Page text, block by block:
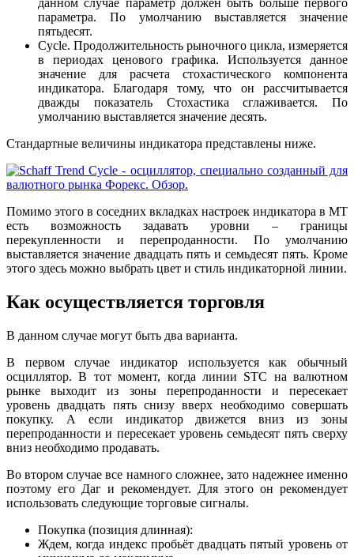
данном случае параметр должен быть больше первого
параметра. По умолчанию выставляется значение
пятьдесят.
Cycle. Продолжительность рыночного цикла, измеряется
в периодах ценового графика. Используется данное
значение для расчета стохастического компонента
индикатора. Благодаря тому, что он рассчитывается
дважды показатель Стохастика сглаживается. По
умолчанию выставляется значение десять.
Стандартные величины индикатора представлены ниже.
Помимо этого в соседних вкладках настроек индикатора в МТ
есть возможность задавать уровни – границы
перекупленности и перепроданности. По умолчанию
выставляется значение двадцать пять и семьдесят пять. Кроме
этого здесь можно выбрать цвет и стиль индикаторной линии.
Как осуществляется торговля
В данном случае могут быть два варианта.
В первом случае индикатор используется как обычный
осциллятор. В тот момент, когда линии STC на валютном
рынке выходит из зоны перепроданности и пересекает
уровень двадцать пять снизу вверх необходимо совершать
покупку. А если индикатор движется вниз из зоны
перепроданности и пересекает уровень семьдесят пять сверху
вниз необходимо продавать.
Во втором случае все намного сложнее, зато надежнее именно
поэтому его Даг и рекомендует. Для этого он рекомендует
использовать следующие торговые сигналы.
Покупка (позиция длинная):
Ждем, когда индекс пробьёт двадцать пятый уровень от